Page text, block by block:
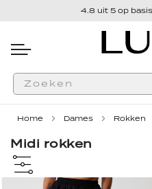
Gratis verzending vanaf €
Home Dames Rokken
Midi rokken